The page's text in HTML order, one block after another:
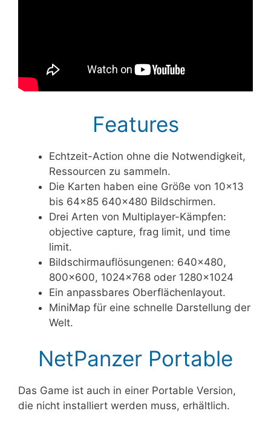
Features
Echtzeit-Action ohne die Notwendigkeit,
Ressourcen zu sammeln.
Die Karten haben eine Größe von 10×13
bis 64×85 640×480 Bildschirmen.
Drei Arten von Multiplayer-Kämpfen:
objective capture, frag limit, und time
limit.
Bildschirmauflösungenen: 640×480,
800×600, 1024×768 oder 1280×1024
Ein anpassbares Oberflächenlayout.
MiniMap für eine schnelle Darstellung der
Welt.
NetPanzer Portable
Das Game ist auch in einer Portable Version,
die nicht installiert werden muss, erhältlich.